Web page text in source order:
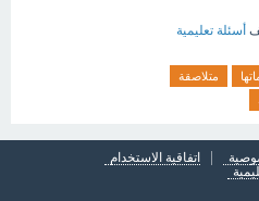
أسئلة تعليمية
متلاصقة
اتفاقية الاستخدام